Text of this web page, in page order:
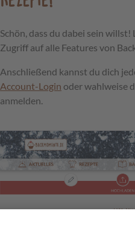
Schön, dass du dabei sein willst!
Zugriff auf alle Features von
Anschließend kannst du dich
Account-Login oder wahlweise
anmelden.